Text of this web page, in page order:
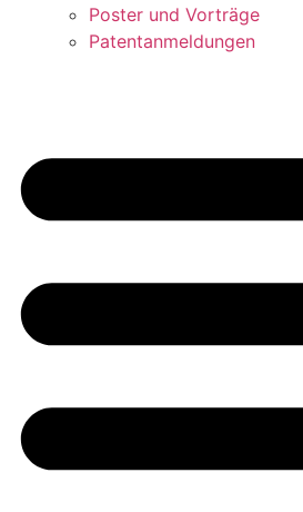
Poster und Vorträge
Patentanmeldungen